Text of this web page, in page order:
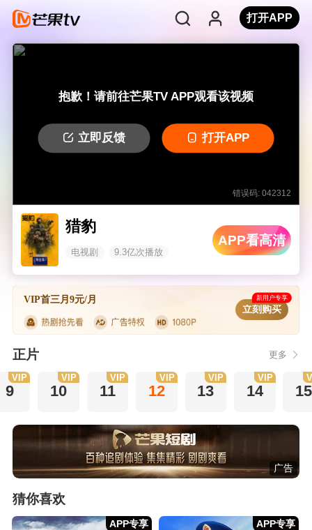
打开APP
抱歉！请前往芒果TV APP观看该视频
立即反馈 打开APP
错误码: 042312
猎豹
电视剧 9.3亿次播放
APP看高清
VIP首三月9元/月 新用户专享
立刻购买
正片 更多
9
VIP
10
VIP
11
VIP
12
VIP
13
VIP
14
VIP
15
广告
猜你喜欢
APP专享 APP专享